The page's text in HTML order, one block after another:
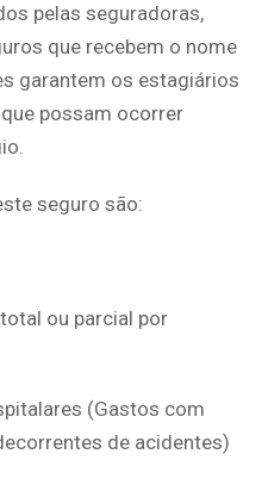
pelas seguradoras,
que recebem o nome
garantem os estagiários
possam ocorrer
seguro são:
ou parcial por
(Gastos com
de acidentes)